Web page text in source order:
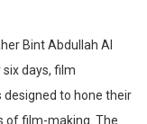
Bint Abdullah Al
six days, film
to hone their
of film-making. The